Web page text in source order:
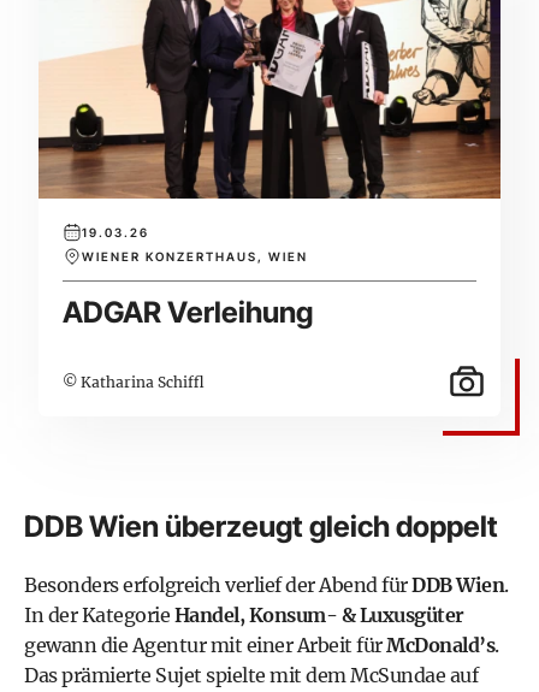
19.03.26
WIENER KONZERTHAUS, WIEN
ADGAR Verleihung
© Katharina Schiffl
DDB Wien überzeugt gleich doppelt
Besonders erfolgreich verlief der Abend fürDDB Wien.
In der Kategorie Handel, Konsum- & Luxusgüter
gewann die Agentur mit einer Arbeit fürMcDonald’s.
Das prämierte Sujet spielte mit dem McSundae auf